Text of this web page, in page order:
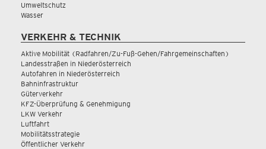
Umweltschutz
Wasser
VERKEHR & TECHNIK
Aktive Mobilität (Radfahren/Zu-Fuß-Gehen/Fahrgemeinschaften)
Landesstraßen in Niederösterreich
Autofahren in Niederösterreich
Bahninfrastruktur
Güterverkehr
KFZ-Überprüfung & Genehmigung
LKW Verkehr
Luftfahrt
Mobilitätsstrategie
Öffentlicher Verkehr